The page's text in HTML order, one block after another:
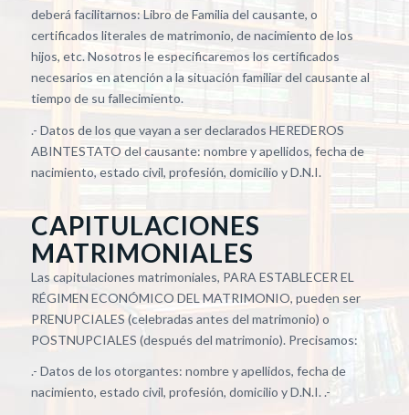
deberá facilitarnos: Libro de Familia del causante, o
certificados literales de matrimonio, de nacimiento de los
hijos, etc. Nosotros le especificaremos los certificados
necesarios en atención a la situación familiar del causante al
tiempo de su fallecimiento.
.- Datos de los que vayan a ser declarados HEREDEROS
ABINTESTATO del causante: nombre y apellidos, fecha de
nacimiento, estado civil, profesión, domicilio y D.N.I.
CAPITULACIONES
MATRIMONIALES
Las capitulaciones matrimoniales, PARA ESTABLECER EL
RÉGIMEN ECONÓMICO DEL MATRIMONIO, pueden ser
PRENUPCIALES (celebradas antes del matrimonio) o
POSTNUPCIALES (después del matrimonio). Precisamos:
.- Datos de los otorgantes: nombre y apellidos, fecha de
nacimiento, estado civil, profesión, domicilio y D.N.I. .-